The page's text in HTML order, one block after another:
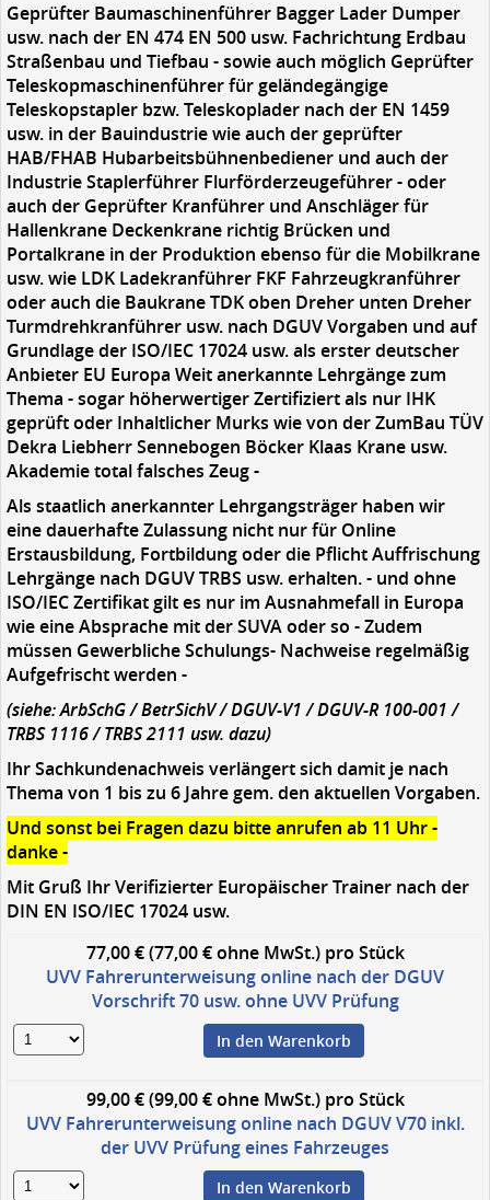
Geprüfter Baumaschinenführer Bagger Lader Dumper
usw. nach der EN 474 EN 500 usw. Fachrichtung Erdbau
Straßenbau und Tiefbau - sowie auch möglich Geprüfter
Teleskopmaschinenführer für geländegängige
Teleskopstapler bzw. Teleskoplader nach der EN 1459
usw. in der Bauindustrie wie auch der geprüfter
HAB/FHAB Hubarbeitsbühnenbediener und auch der
Industrie Staplerführer Flurförderzeugeführer - oder
auch der Geprüfter Kranführer und Anschläger für
Hallenkrane Deckenkrane richtig Brücken und
Portalkrane in der Produktion ebenso für die Mobilkrane
usw. wie LDK Ladekranführer FKF Fahrzeugkranführer
oder auch die Baukrane TDK oben Dreher unten Dreher
Turmdrehkranführer usw. nach DGUV Vorgaben und auf
Grundlage der ISO/IEC 17024 usw. als erster deutscher
Anbieter EU Europa Weit anerkannte Lehrgänge zum
Thema - sogar höherwertiger Zertifiziert als nur IHK
geprüft oder Inhaltlicher Murks wie von der ZumBau TÜV
Dekra Liebherr Sennebogen Böcker Klaas Krane usw.
Akademie total falsches Zeug -
Als staatlich anerkannter Lehrgangsträger haben wir
eine dauerhafte Zulassung nicht nur für Online
Erstausbildung, Fortbildung oder die Pflicht Auffrischung
Lehrgänge nach DGUV TRBS usw. erhalten. - und ohne
ISO/IEC Zertifikat gilt es nur im Ausnahmefall in Europa
wie eine Absprache mit der SUVA oder so - Zudem
müssen Gewerbliche Schulungs- Nachweise regelmäßig
Aufgefrischt werden -
(siehe: ArbSchG / BetrSichV / DGUV-V1 / DGUV-R 100-001 /
TRBS 1116 / TRBS 2111 usw. dazu)
Ihr Sachkundenachweis verlängert sich damit je nach
Thema von 1 bis zu 6 Jahre gem. den aktuellen Vorgaben.
Und sonst bei Fragen dazu bitte anrufen ab 11 Uhr -
danke -
Mit Gruß Ihr Verifizierter Europäischer Trainer nach der
DIN EN ISO/IEC 17024 usw.
77,00 € (77,00 € ohne MwSt.) pro Stück
UVV Fahrerunterweisung online nach der DGUV
Vorschrift 70 usw. ohne UVV Prüfung
In den Warenkorb
99,00 € (99,00 € ohne MwSt.) pro Stück
UVV Fahrerunterweisung online nach DGUV V70 inkl.
der UVV Prüfung eines Fahrzeuges
In den Warenkorb